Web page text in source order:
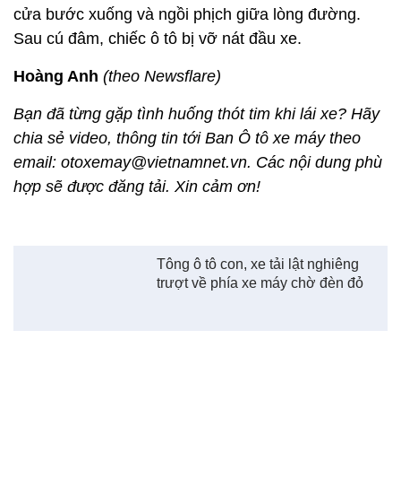
cửa bước xuống và ngồi phịch giữa lòng đường.
Sau cú đâm, chiếc ô tô bị vỡ nát đầu xe.
Hoàng Anh (theo Newsflare)
Bạn đã từng gặp tình huống thót tim khi lái xe? Hãy
chia sẻ video, thông tin tới Ban Ô tô xe máy theo
email: otoxemay@vietnamnet.vn. Các nội dung phù
hợp sẽ được đăng tải. Xin cảm ơn!
Tông ô tô con, xe tải lật nghiêng
trượt về phía xe máy chờ đèn đỏ